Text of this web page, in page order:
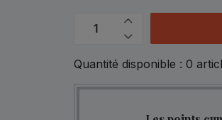
Quantité disponible : 0